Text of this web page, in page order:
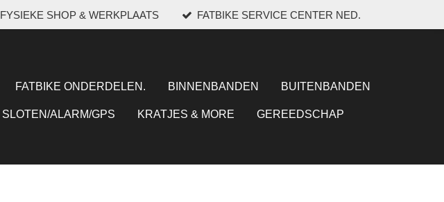
FYSIEKE SHOP & WERKPLAATS FATBIKE SERVICE CENTER NED.
FATBIKE ONDERDELEN. BINNENBANDEN BUITENBANDEN
SLOTEN/ALARM/GPS KRATJES & MORE GEREEDSCHAP